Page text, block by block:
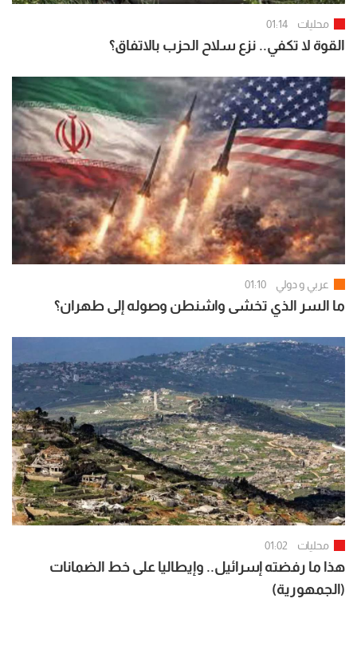
محليات 01:14
القوة لا تكفي.. نزع سلاح الحزب بالاتفاق؟
عربي و دولي 01:10
ما السر الذي تخشى واشنطن وصوله إلى طهران؟
محليات 01:02
هذا ما رفضته إسرائيل.. وإيطاليا على خط الضمانات
(الجمهورية)